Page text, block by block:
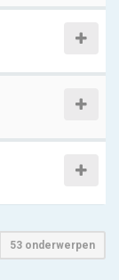
53 onderwerpen